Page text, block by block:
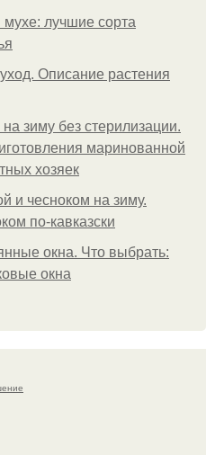
лучшие сорта
Описание растения
зиму без стерилизации.
маринованной
хозяек
и чесноком на зиму.
по-кавказски
окна. Что выбрать:
окна